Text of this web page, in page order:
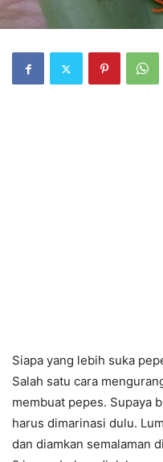
Siapa yang lebih suka
Salah satu cara
membuat pepes. Supaya
harus dimarinasi dulu.
dan diamkan semalaman